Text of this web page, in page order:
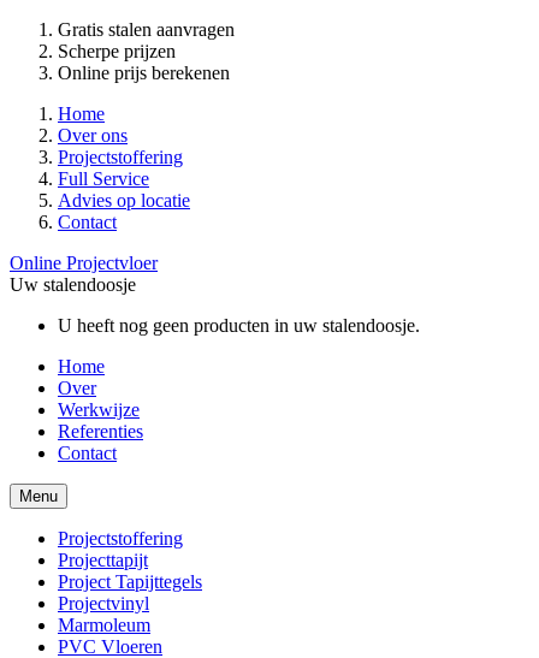
Gratis stalen aanvragen
Scherpe prijzen
Online prijs berekenen
Home
Over ons
Projectstoffering
Full Service
Advies op locatie
Contact
Online Projectvloer
Uw stalendoosje
U heeft nog geen producten in uw stalendoosje.
Home
Over
Werkwijze
Referenties
Contact
Menu
Projectstoffering
Projecttapijt
Project Tapijttegels
Projectvinyl
Marmoleum
PVC Vloeren